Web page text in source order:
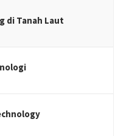
di Tanah Laut